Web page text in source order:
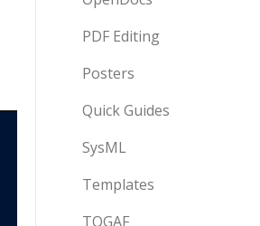
PDF Editing
Posters
Quick Guides
SysML
Templates
TOGAF